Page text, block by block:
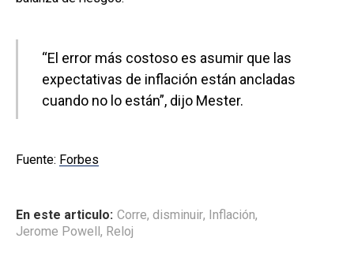
“El error más costoso es asumir que las
expectativas de inflación están ancladas
cuando no lo están”, dijo Mester.
Fuente: Forbes
En este articulo: Corre, disminuir, Inflación,
Jerome Powell , Reloj